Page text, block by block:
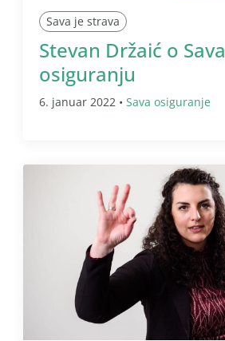
Sava je strava
Stevan Držaić o Sava
osiguranju
6. januar 2022 • Sava osiguranje